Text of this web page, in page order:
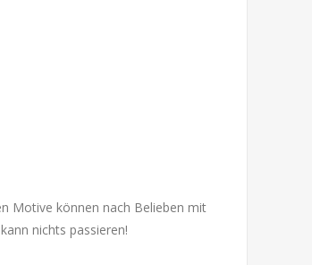
Motive können nach Belieben mit
nichts passieren!